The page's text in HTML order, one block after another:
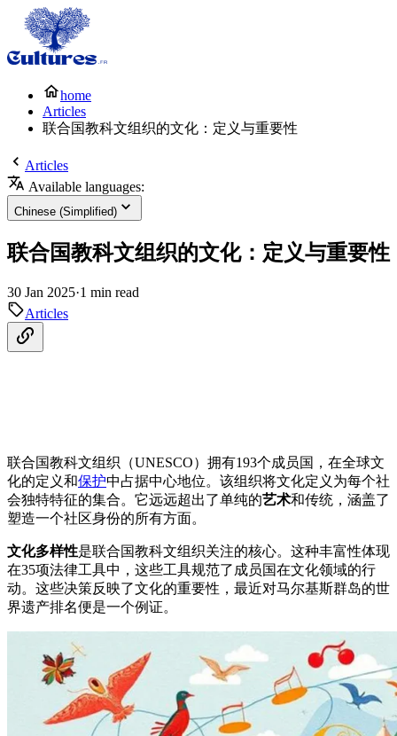
home
Articles
联合国教科文组织的文化：定义与重要性
Articles
Available languages:
Chinese (Simplified)
联合国教科文组织的文化：定义与重要性
30 Jan 2025·1 min read
Articles
联合国教科文组织（UNESCO）拥有193个成员国，在全球文
化的定义和保护中占据中心地位。该组织将文化定义为每个社
会独特特征的集合。它远远超出了单纯的艺术和传统，涵盖了
塑造一个社区身份的所有方面。
文化多样性是联合国教科文组织关注的核心。这种丰富性体现
在35项法律工具中，这些工具规范了成员国在文化领域的行
动。这些决策反映了文化的重要性，最近对马尔基斯群岛的世
界遗产排名便是一个例证。